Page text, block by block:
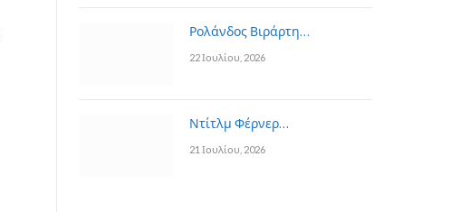
Ρολάνδος Βιράρτη…
22 Ιουλίου, 2026
Ντίτλμ Φέρνερ…
21 Ιουλίου, 2026